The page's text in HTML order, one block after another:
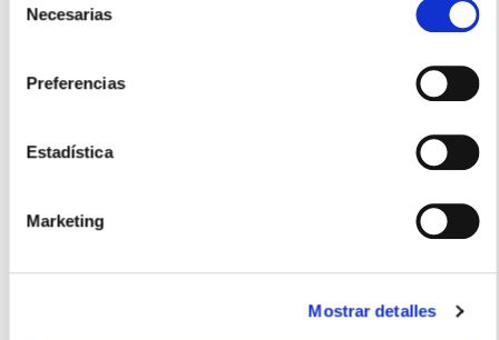
Necesarias
Preferencias
Estadística
Marketing
Mostrar detalles
Colutorio Sin Alcohol FORMATO AHORRO (1000ml)
12,45€